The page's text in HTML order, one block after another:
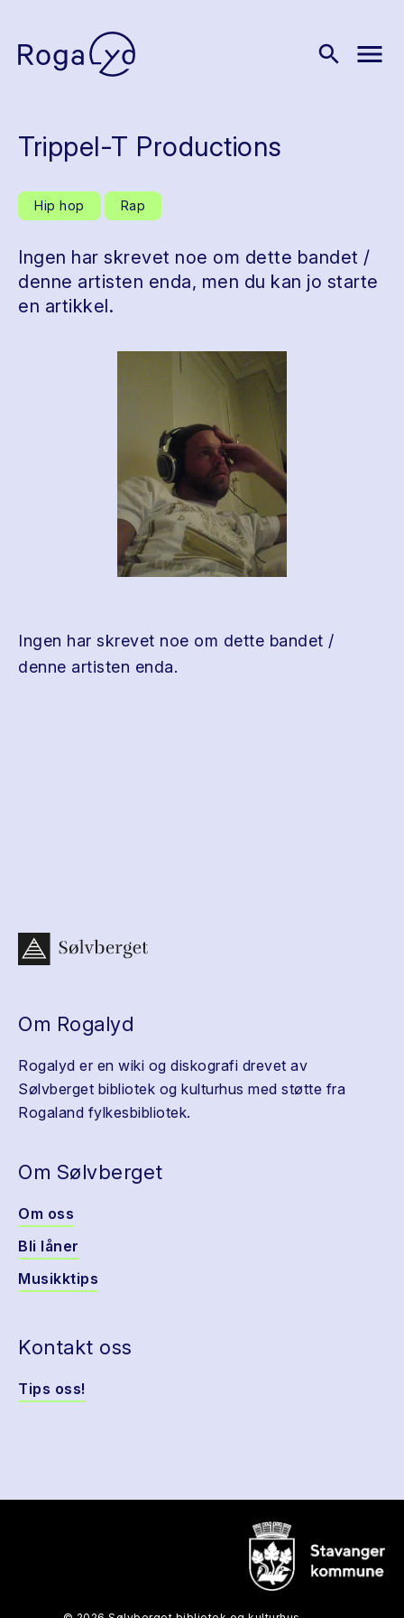
search menu
Trippel-T Productions
Hip hop Rap
Ingen har skrevet noe om dette bandet /
denne artisten enda, men du kan jo starte
en artikkel.
Ingen har skrevet noe om dette bandet /
denne artisten enda.
Om Rogalyd
Rogalyd er en wiki og diskografi drevet av
Sølvberget bibliotek og kulturhus med støtte fra
Rogaland fylkesbibliotek.
Om Sølvberget
Om oss
Bli låner
Musikktips
Kontakt oss
Tips oss!